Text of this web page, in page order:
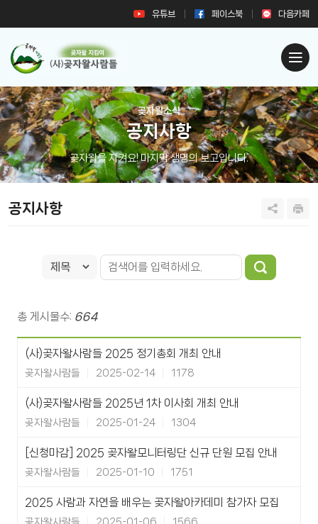
유튜브 페이스북 다음카페
곶자왈소식
공지사항
곶자왈을 지켜요! 마지막 생명의 보고입니다.
공지사항
총 게시물수: 664
(사)곶자왈사람들 2025 정기총회 개최 안내
곶자왈사람들 2025-02-14 1178
(사)곶자왈사람들 2025년 1차 이사회 개최 안내
곶자왈사람들 2025-01-24 1304
[신청마감] 2025 곶자왈모니터링단 신규 단원 모집 안내
곶자왈사람들 2025-01-10 1751
2025 사람과 자연을 배우는 곶자왈아카데미 참가자 모집
곶자왈사람들 2025-01-06 1566